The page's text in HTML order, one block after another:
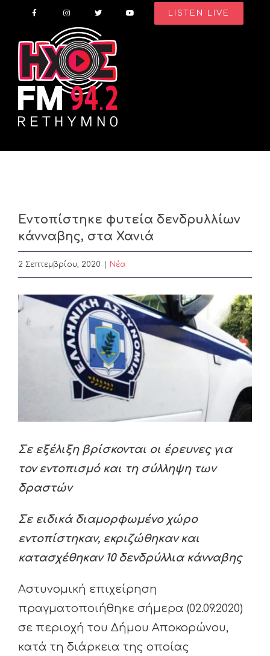
content
LISTEN LIVE
Εντοπίστηκε φυτεία δενδρυλλίων
κάνναβης, στα Χανιά
2 Σεπτεμβρίου, 2020 Nέα
View
Larger
Σε εξέλιξη βρίσκονται οι έρευνες για
τον εντοπισμό και τη σύλληψη των
δραστών
Σε ειδικά διαμορφωμένο χώρο
εντοπίστηκαν, εκριζώθηκαν και
κατασχέθηκαν 10 δενδρύλλια κάνναβης
Αστυνομική επιχείρηση
πραγματοποιήθηκε σήμερα (02.09.2020)
σε περιοχή του Δήμου Αποκορώνου,
κατά τη διάρκεια της οποίας